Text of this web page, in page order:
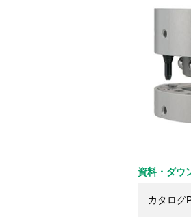
資料・ダウ
カタログ